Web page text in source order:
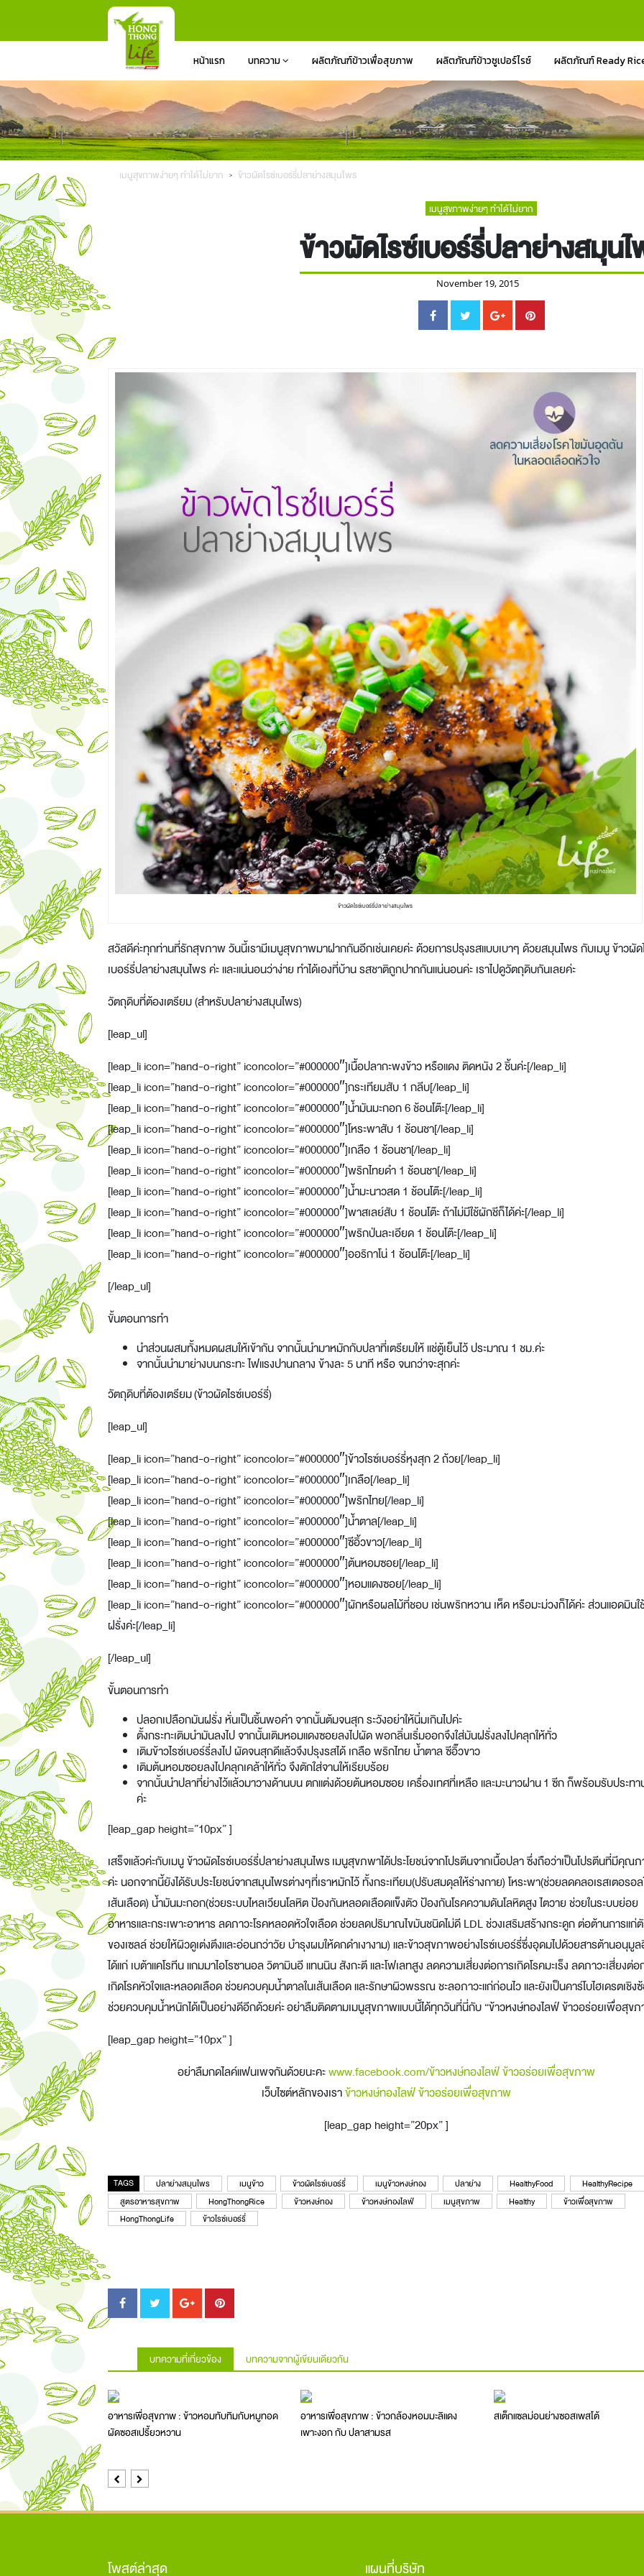
หน้าแรก บทความ ผลิตภัณฑ์ข้าวเพื่อสุขภาพ ผลิตภัณฑ์ข้าวซูเปอร์ไรซ์ ผลิตภัณฑ์ Ready
เมนูสุขภาพง่ายๆ ทำได้ไม่ยาก ข้าวผัดไรซ์เบอร์รี่ปลาย่างสมุนไพร
เมนูสุขภาพง่ายๆ ทำได้ไม่ยาก
ข้าวผัดไรซ์เบอร์รี่ปลาย่างสมุน
November 19, 2015
ข้าวผัดไรซ์เบอร์รี่ปลาย่างสมุนไพร
สวัสดีค่ะทุกท่านที่รักสุขภาพ วันนี้เรามีเมนูสุขภาพมาฝากกันอีกเช่นเคยค่ะ ด้วยการปรุงรสแบบเบาๆ ด้วยสมุนไพร กับเมนู ข้าวผัด
เบอร์รี่ปลาย่างสมุนไพร ค่ะ และแน่นอนว่าง่าย ทำได้เองที่บ้าน รสชาติถูกปากกันแน่นอนค่ะ เราไปดูวัตถุดิบกันเลยค่ะ
วัตถุดิบที่ต้องเตรียม (สำหรับปลาย่างสมุนไพร)
[leap_ul]
[leap_li icon=”hand-o-right” iconcolor=”#000000″]เนื้อปลากะพงข้าว หรือแดง ติดหนัง 2 ชิ้นค่ะ[/leap_li]
[leap_li icon=”hand-o-right” iconcolor=”#000000″]กระเทียมสับ 1 กลีบ[/leap_li]
[leap_li icon=”hand-o-right” iconcolor=”#000000″]น้ำมันมะกอก 6 ช้อนโต๊ะ[/leap_li]
[leap_li icon=”hand-o-right” iconcolor=”#000000″]โหระพาสับ 1 ช้อนชา[/leap_li]
[leap_li icon=”hand-o-right” iconcolor=”#000000″]เกลือ 1 ช้อนชา[/leap_li]
[leap_li icon=”hand-o-right” iconcolor=”#000000″]พริกไทยดำ 1 ช้อนชา[/leap_li]
[leap_li icon=”hand-o-right” iconcolor=”#000000″]น้ำมะนาวสด 1 ช้อนโต๊ะ[/leap_li]
[leap_li icon=”hand-o-right” iconcolor=”#000000″]พาสเลย์สับ 1 ช้อนโต๊ะ ถ้าไม่มีใช้ผักชีก็ได้ค่ะ[/leap_li]
[leap_li icon=”hand-o-right” iconcolor=”#000000″]พริกป่นละเอียด 1 ช้อนโต๊ะ[/leap_li]
[leap_li icon=”hand-o-right” iconcolor=”#000000″]ออริกาโน่ 1 ช้อนโต๊ะ[/leap_li]
[/leap_ul]
ขั้นตอนการทำ
นำส่วนผสมทั้งหมดผสมให้เข้ากัน จากนั้นนำมาหมักกับปลาที่เตรียมให้ แช่ตู้เย็นไว้ ประมาณ 1 ชม.ค่ะ
จากนั้นนำมาย่างบนกระทะ ไฟแรงปานกลาง ข้างละ 5 นาที หรือ จนกว่าจะสุกค่ะ
วัตถุดิบที่ต้องเตรียม (ข้าวผัดไรซ์เบอร์รี่)
[leap_ul]
[leap_li icon=”hand-o-right” iconcolor=”#000000″]ข้าวไรซ์เบอร์รี่หุงสุก 2 ถ้วย[/leap_li]
[leap_li icon=”hand-o-right” iconcolor=”#000000″]เกลือ[/leap_li]
[leap_li icon=”hand-o-right” iconcolor=”#000000″]พริกไทย[/leap_li]
[leap_li icon=”hand-o-right” iconcolor=”#000000″]น้ำตาล[/leap_li]
[leap_li icon=”hand-o-right” iconcolor=”#000000″]ซีอิ้วขาว[/leap_li]
[leap_li icon=”hand-o-right” iconcolor=”#000000″]ต้นหอมซอย[/leap_li]
[leap_li icon=”hand-o-right” iconcolor=”#000000″]หอมแดงซอย[/leap_li]
[leap_li icon=”hand-o-right” iconcolor=”#000000″]ผักหรือผลไม้ที่ชอบ เช่นพริกหวาน เห็ด หรือมะม่วงก็ได้ค่ะ ส่วนแอดมิน
ฝรั่งค่ะ[/leap_li]
[/leap_ul]
ขั้นตอนการทำ
ปลอกเปลือกมันฝรั่ง หั่นเป็นชิ้นพอคำ จากนั้นต้มจนสุก ระวังอย่าให้นิ่มเกินไปค่ะ
ตั้งกระทะเติมนำมันลงไป จากนั้นเติมหอมแดงซอยลงไปผัด พอกลิ่นเริ่มออกจึงใส่มันฝรั่งลงไปคลุกให้ทั่ว
เติมข้าวไรซ์เบอร์รี่ลงไป ผัดจนสุกดีแล้วจึงปรุงรสได้ เกลือ พริกไทย น้ำตาล ซีอิ๊วขาว
เติมต้นหอมซอยลงไปคลุกเคล้าให้ทั่ว จึงตักใส่จานให้เรียบร้อย
จากนั้นนำปลาที่ย่างไว้แล้วมาวางด้านบน ตกแต่งด้วยต้นหอมซอย เครื่องเทศที่เหลือ และมะนาวฝาน 1 ซีก ก็พร้อมรับประทา
ค่ะ
[leap_gap height=”10px” ]
เสร็จแล้วค่ะกับเมนูข้าวผัดไรซ์เบอร์รี่ปลาย่างสมุนไพรเมนูสุขภพาได้ประโยชน์จากโปรตีนจากเนื้อปลา ซึ่งถือว่าเป็นโปรตีนที่มีคุณ
ค่ะ นอกจากนี้ยังได้รับประโยชน์จากสมุนไพรต่างๆที่เราหมักไว้ ทั้งกระเทียม(ปรับสมดุลให้ร่างกาย) โหระพา(ช่วยลดคลอเรสเตอรอ
เส้นเลือด) น้ำมันมะกอก(ช่วยระบบไหลเวียนโลหิต ป้องกันหลอดเลือดแข็งตัว ป้องกันโรคความดันโลหิตสูง ไตวาย ช่วยในระบบย่อย
อาหารและกระเพาะอาหาร ลดภาวะโรคหลอดหัวใจเลือด ช่วยลดปริมาณไขมันชนิดไม่ดี LDL ช่วงเสริมสร้างกระดูก ต่อต้านการแก่
ของเซลล์ ช่วยให้ผิวดูเต่งตึงและอ่อนกว่าวัย บำรุงผมให้ดกดำเงางาม) และข้าวสุขภาพอย่างไรซ์เบอร์รี่ซึ่งอุดมไปด้วยสารต้านอนุมู
ได้แก่ เบต้าแคโรทีน แกมมาไอโรซานอล วิตามินอี แทนนิน สังกะตี และโฟเลทสูง ลดความเสี่ยงต่อการเกิดโรคมะเร็ง ลดภาวะเสี่ยงต่อ
เกิดโรคหัวใจและหลอดเลือด ช่วยควบคุมน้ำตาลในเส้นเลือด และรักษาผิวพรรณ ชะลอภาวะแก่ก่อนไว และยังเป็นคาร์โบไฮเดรตเชิง
ช่วยควบคุมน้ำหนักได้เป็นอย่างดีอีกด้วยค่ะ อย่าลืมติดตามเมนูสุขภาพแบบนี้ได้ทุกวันที่นี่กับ “ข้าวหงษ์ทองไลฟ์ ข้าวอร่อยเพื่อสุข
[leap_gap height=”10px” ]
อย่าลืมกดไลค์แฟนเพจกันด้วยนะคะwww.facebook.com/ข้าวหงษ์ทองไลฟ์ ข้าวอร่อยเพื่อสุขภาพ
เว็บไซต์หลักของเราข้าวหงษ์ทองไลฟ์ ข้าวอร่อยเพื่อสุขภาพ
[leap_gap height=”20px” ]
TAGS ปลาย่างสมุนไพร เมนูข้าว ข้าวผัดไรซ์เบอร์รี่ เมนูข้าวหงษ์ทอง ปลาย่าง HealthyFood
HealthyRecipe
สูตรอาหารสุขภาพ
HongThongRice ข้าวหงษ์ทอง ข้าวหงษ์ทองไลฟ์ เมนูสุขภาพ Healthy
ข้าวเพื่อสุขภาพ
HongThongLife
ข้าวไรซ์เบอร์รี่
บทความที่เกี่ยวข้อง บทความจากผู้เขียนเดียวกัน
อาหารเพื่อสุขภาพ : ข้าวหอมทับทิมกับหมูทอด
ผัดซอสเปรี้ยวหวาน
อาหารเพื่อสุขภาพ : ข้าวกล้องหอมมะลิแดง
เพาะงอก กับ ปลาสามรส
สเต็กแซลม่อนย่างซอสเพสโต้
Previous
Next
โพสต์ล่าสุด แผนที่บริษัท